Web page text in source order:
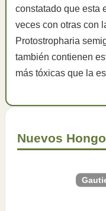
constatado que esta
veces con otras con
Protostropharia
también contienen
más tóxicas que la
Nuevos